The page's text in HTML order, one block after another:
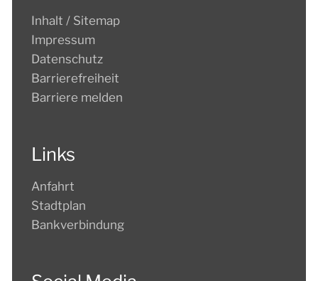
Inhalt / Sitemap
Impressum
Datenschutz
Barrierefreiheit
Barriere melden
Links
Anfahrt
Stadtplan
Bankverbindung